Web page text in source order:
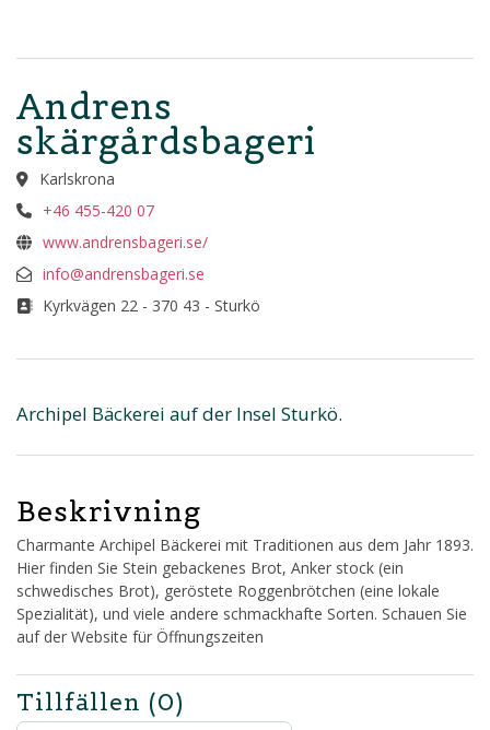
Andrens
skärgårdsbageri
Karlskrona
+46 455-420 07
www.andrensbageri.se/
info@andrensbageri.se
Kyrkvägen 22 - 370 43 - Sturkö
Archipel Bäckerei auf der Insel Sturkö.
Beskrivning
Charmante Archipel Bäckerei mit Traditionen aus dem Jahr 1893.
Hier finden Sie Stein gebackenes Brot, Anker stock (ein
schwedisches Brot), geröstete Roggenbrötchen (eine lokale
Spezialität), und viele andere schmackhafte Sorten. Schauen Sie
auf der Website für Öffnungszeiten
Tillfällen (0)